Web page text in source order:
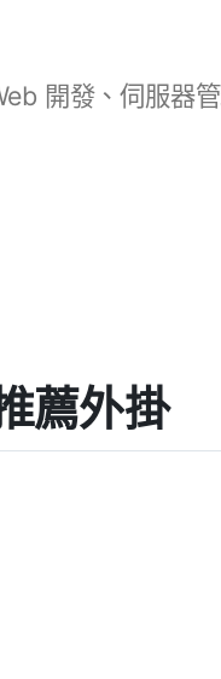
開發、伺服器
薦外掛